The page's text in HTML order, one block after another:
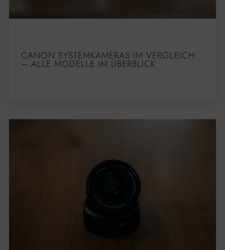
CANON SYSTEMKAMERAS IM VERGLEICH
– ALLE MODELLE IM ÜBERBLICK